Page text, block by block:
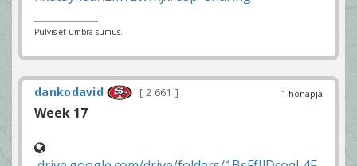
Pulvis et umbra sumus.
1 hónapja
dankodavid 2 661
Week 17